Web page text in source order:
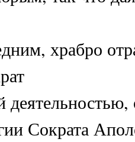
храбро
Сократа